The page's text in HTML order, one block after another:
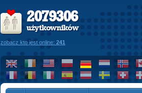
2079306
użytkowników
zobacz kto jest online: 241